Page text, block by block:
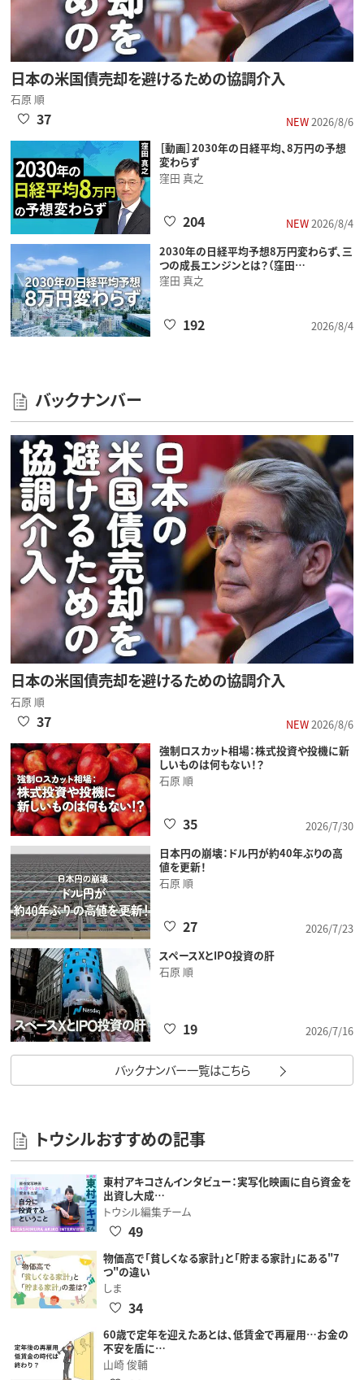
日本の米国債売却を避けるための協調介入
石原 順
NEW2026/8/6
37
［動画］2030年の日経平均、8万円の予想
変わらず
窪田 真之
NEW2026/8/4
204
2030年の日経平均予想8万円変わらず、三
つの成長エンジンとは？（窪田…
窪田 真之
2026/8/4
192
バックナンバー
日本の米国債売却を避けるための協調介入
石原 順
NEW2026/8/6
37
強制ロスカット相場：株式投資や投機に新
しいものは何もない！？
石原 順
2026/7/30
35
日本円の崩壊：ドル円が約40年ぶりの高
値を更新！
石原 順
2026/7/23
27
スペースXとIPO投資の肝
石原 順
2026/7/16
19
バックナンバー一覧はこちら
トウシルおすすめの記事
東村アキコさんインタビュー：実写化映画に自ら資金を
出資し大成…
トウシル編集チーム
49
物価高で「貧しくなる家計」と「貯まる家計」にある"7
つ"の違い
しま
34
60歳で定年を迎えたあとは、低賃金で再雇用…お金の
不安を盾に…
山崎 俊輔